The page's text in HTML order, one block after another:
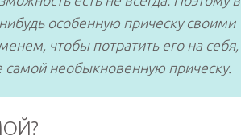
особенную прическу своими
чтобы потратить его на себя,
самой необыкновенную прическу.